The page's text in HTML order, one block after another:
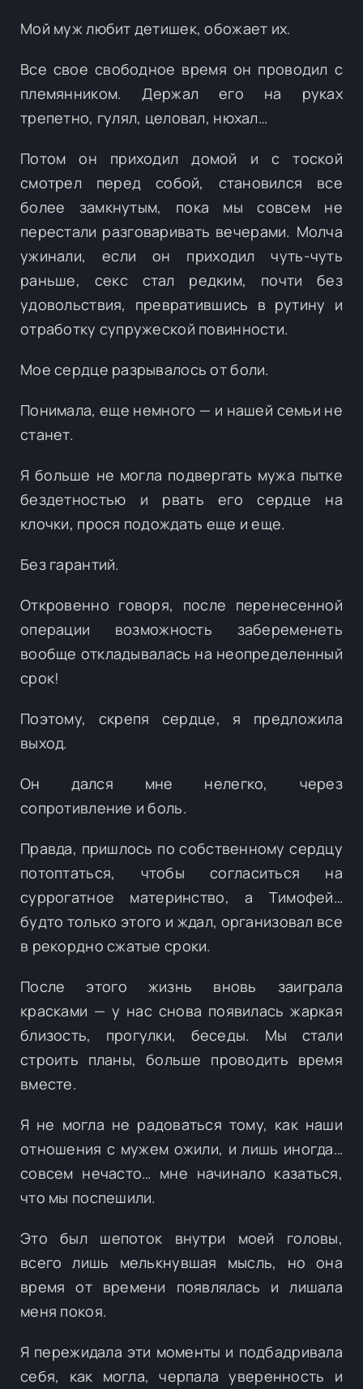
Мой муж любит детишек, обожает их.
Все свое свободное время он проводил с
племянником. Держал его на руках
трепетно, гулял, целовал, нюхал…
Потом он приходил домой и с тоской
смотрел перед собой, становился все
более замкнутым, пока мы совсем не
перестали разговаривать вечерами. Молча
ужинали, если он приходил чуть-чуть
раньше, секс стал редким, почти без
удовольствия, превратившись в рутину и
отработку супружеской повинности.
Мое сердце разрывалось от боли.
Понимала, еще немного — и нашей семьи не
станет.
Я больше не могла подвергать мужа пытке
бездетностью и рвать его сердце на
клочки, прося подождать еще и еще.
Без гарантий.
Откровенно говоря, после перенесенной
операции возможность забеременеть
вообще откладывалась на неопределенный
срок!
Поэтому, скрепя сердце, я предложила
выход.
Он дался мне нелегко, через
сопротивление и боль.
Правда, пришлось по собственному сердцу
потоптаться, чтобы согласиться на
суррогатное материнство, а Тимофей…
будто только этого и ждал, организовал все
в рекордно сжатые сроки.
После этого жизнь вновь заиграла
красками — у нас снова появилась жаркая
близость, прогулки, беседы. Мы стали
строить планы, больше проводить время
вместе.
Я не могла не радоваться тому, как наши
отношения с мужем ожили, и лишь иногда…
совсем нечасто… мне начинало казаться,
что мы поспешили.
Это был шепоток внутри моей головы,
всего лишь мелькнувшая мысль, но она
время от времени появлялась и лишала
меня покоя.
Я пережидала эти моменты и подбадривала
себя, как могла, черпала уверенность и